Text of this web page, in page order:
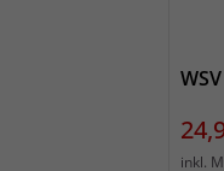
inkl.